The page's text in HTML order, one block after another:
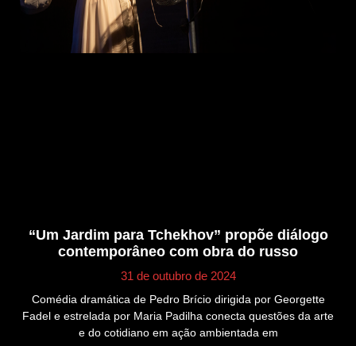
“Um Jardim para Tchekhov” propõe diálogo
contemporâneo com obra do russo
31 de outubro de 2024
Comédia dramática de Pedro Brício dirigida por Georgette
Fadel e estrelada por Maria Padilha conecta questões da arte
e do cotidiano em ação ambientada em